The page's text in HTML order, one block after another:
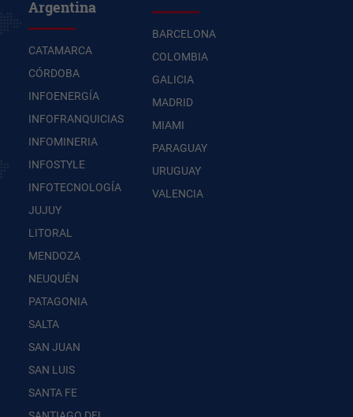
Argentina
CATAMARCA
CÓRDOBA
INFOENERGÍA
INFOFRANQUICIAS
INFOMINERIA
INFOSTYLE
INFOTECNOLOGÍA
JUJUY
LITORAL
MENDOZA
NEUQUÉN
PATAGONIA
SALTA
SAN JUAN
SAN LUIS
SANTA FE
BARCELONA
COLOMBIA
GALICIA
MADRID
MIAMI
PARAGUAY
URUGUAY
VALENCIA